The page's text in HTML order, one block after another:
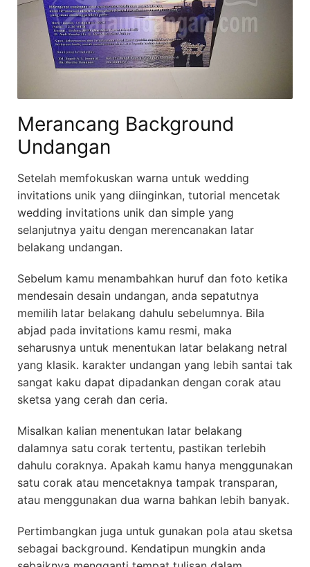
Merancang Background
Undangan
Setelah memfokuskan warna untuk wedding
invitations unik yang diinginkan, tutorial mencetak
wedding invitations unik dan simple yang
selanjutnya yaitu dengan merencanakan latar
belakang undangan.
Sebelum kamu menambahkan huruf dan foto ketika
mendesain desain undangan, anda sepatutnya
memilih latar belakang dahulu sebelumnya. Bila
abjad pada invitations kamu resmi, maka
seharusnya untuk menentukan latar belakang netral
yang klasik. karakter undangan yang lebih santai tak
sangat kaku dapat dipadankan dengan corak atau
sketsa yang cerah dan ceria.
Misalkan kalian menentukan latar belakang
dalamnya satu corak tertentu, pastikan terlebih
dahulu coraknya. Apakah kamu hanya menggunakan
satu corak atau mencetaknya tampak transparan,
atau menggunakan dua warna bahkan lebih banyak.
Pertimbangkan juga untuk gunakan pola atau sketsa
sebagai background. Kendatipun mungkin anda